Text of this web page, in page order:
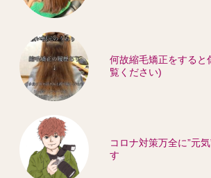
何故縮毛矯正をすると
覧ください)
コロナ対策万全に”元
す